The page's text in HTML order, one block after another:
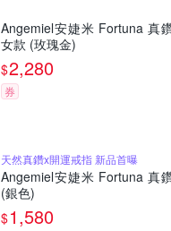
Angemiel安婕米 Fortuna 真
女款 (玫瑰金)
$2,280
券
天然真鑽x開運戒指 新品首曝
Angemiel安婕米 Fortuna 真
(銀色)
$1,580